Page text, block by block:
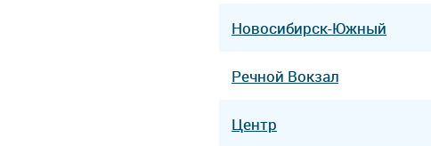
Новосибирск-Южный
Речной Вокзал
Центр